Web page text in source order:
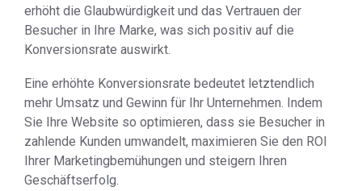
erhöht die Glaubwürdigkeit und das Vertrauen der
Besucher in Ihre Marke, was sich positiv auf die
Konversionsrate auswirkt.
Eine erhöhte Konversionsrate bedeutet letztendlich
mehr Umsatz und Gewinn für Ihr Unternehmen. Indem
Sie Ihre Website so optimieren, dass sie Besucher in
zahlende Kunden umwandelt, maximieren Sie den ROI
Ihrer Marketingbemühungen und steigern Ihren
Geschäftserfolg.